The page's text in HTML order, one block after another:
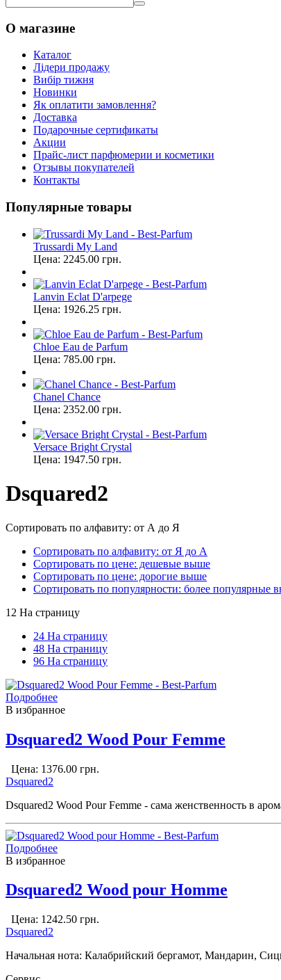
О магазине
Каталог
Лідери продажу
Вибір тижня
Новинки
Як оплатити замовлення?
Доставка
Подарочные сертификаты
Акции
Прайс-лист парфюмерии и косметики
Отзывы покупателей
Контакты
Популярные товары
Trussardi My Land
Цена: 2245.00 грн.
Lanvin Eclat D'arpege
Цена: 1926.25 грн.
Chloe Eau de Parfum
Цена: 785.00 грн.
Chanel Chance
Цена: 2352.00 грн.
Versace Bright Crystal
Цена: 1947.50 грн.
Dsquared2
Сортировать по алфавиту: от А до Я
Сортировать по алфавиту: от Я до А
Сортировать по цене: дешевые выше
Сортировать по цене: дорогие выше
Сортировать по популярности: более популярные
12 На страницу
24 На страницу
48 На страницу
96 На страницу
Подробнее
В избранное
Dsquared2 Wood Pour Femme
Цена: 1376.00 грн.
Dsquared2
Dsquared2 Wood Pour Femme - сама женственность в
Подробнее
В избранное
Dsquared2 Wood pour Homme
Цена: 1242.50 грн.
Dsquared2
Начальная нота: Калабрийский бергамот, Мандарин,